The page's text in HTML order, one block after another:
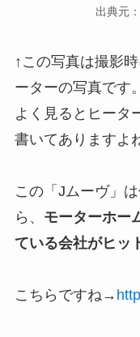
出典元：
↑この写真は撮影
ーターの写真です。
よく見るとヒータ
書いてありますよ
この「Jムーヴ」
ら、 モーターホー
ている会社がヒッ
こちらですね→